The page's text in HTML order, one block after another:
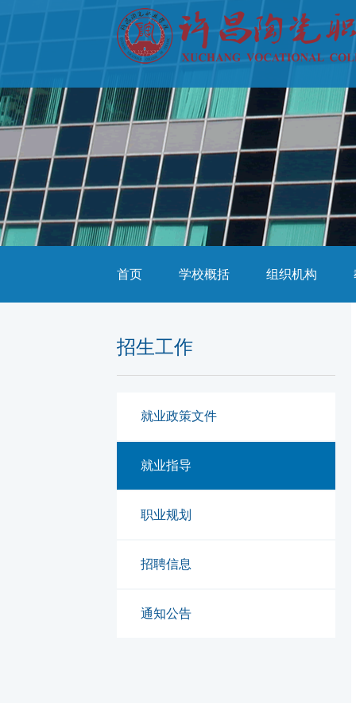
首页 学校概括 组织机构
招生工作
就业政策文件
就业指导
职业规划
招聘信息
通知公告